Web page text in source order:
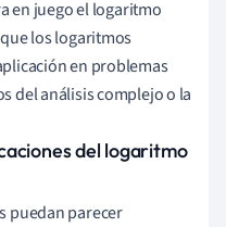
en juego el logaritmo
los logaritmos
en problemas
del análisis complejo o la
del logaritmo
puedan parecer